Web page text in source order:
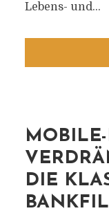
Lebens- und...
DIE